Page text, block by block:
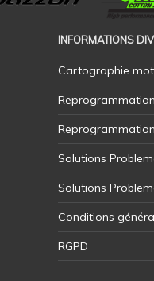
INFORMATIONS
Cartographie
Solutions
Solutions
Conditions
RGPD